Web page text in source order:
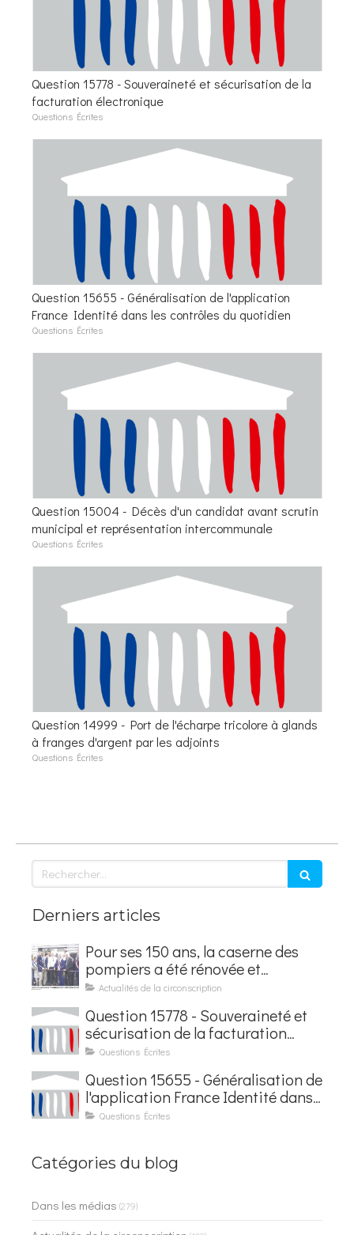
Question 15778 - Souveraineté et sécurisation de la
facturation électronique
Questions Écrites
Question 15655 - Généralisation de l'application
France Identité dans les contrôles du quotidien
Questions Écrites
Question 15004 - Décès d'un candidat avant scrutin
municipal et représentation intercommunale
Questions Écrites
Question 14999 - Port de l'écharpe tricolore à glands
à franges d'argent par les adjoints
Questions Écrites
Rechercher
Derniers articles
Pour ses 150 ans, la caserne des
pompiers a été rénovée et
baptisée au nom d'Hubert
Actualités de la circonscription
Question 15778 - Souveraineté et
sécurisation de la facturation
électronique
Questions Écrites
Question 15655 - Généralisation de
l'application France Identité dans
les contrôles du quotidien
Questions Écrites
Catégories du blog
Dans les médias (279)